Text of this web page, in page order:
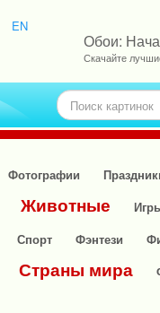
EN
Обои:
Скачайте
Фотографии
Животные
Спорт Фэнтези
Страны мира